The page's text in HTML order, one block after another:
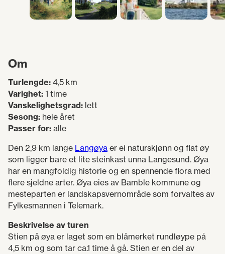
Om
Turlengde: 4,5 km
Varighet: 1 time
Vanskelighetsgrad: lett
Sesong: hele året
Passer for: alle
Den 2,9 km lange Langøya er ei naturskjønn og flat øy
som ligger bare et lite steinkast unna Langesund. Øya
har en mangfoldig historie og en spennende flora med
flere sjeldne arter. Øya eies av Bamble kommune og
mesteparten er landskapsvernområde som forvaltes av
Fylkesmannen i Telemark.
Beskrivelse av turen
Stien på øya er laget som en blåmerket rundløype på
4,5 km og som tar ca.1 time å gå. Stien er en del av